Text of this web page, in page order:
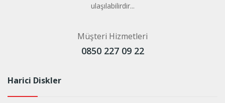
ulaşılabilirdir...
Müşteri Hizmetleri
0850 227 09 22
Harici Diskler